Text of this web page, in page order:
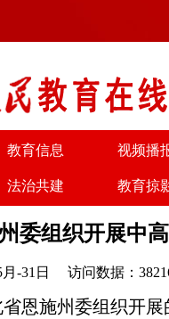
教育信息 视频播
法治共建 教育掠
广告服务 商务合
委组织开展中
-31日 访问数据：
施州委组织开展